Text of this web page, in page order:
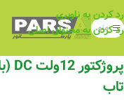
رد کردن به ناوبری
رد کردن به محتوای اصلی
منو
تاب